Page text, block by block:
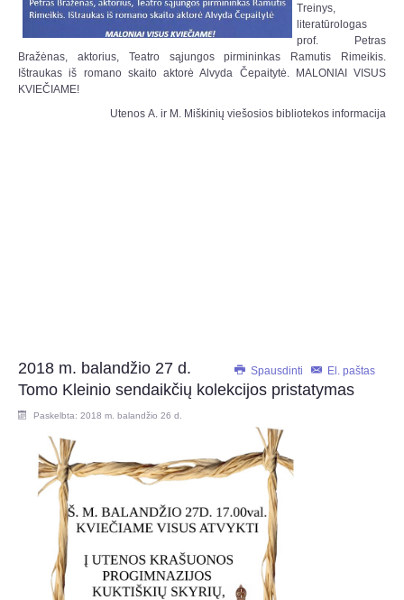
Treinys,
literatūrologas
prof. Petras
Bražėnas, aktorius, Teatro sąjungos pirmininkas Ramutis Rimeikis.
Ištraukas iš romano skaito aktorė Alvyda Čepaitytė. MALONIAI VISUS
KVIEČIAME!
Utenos A. ir M. Miškinių viešosios bibliotekos informacija
Spausdinti El. paštas
2018 m. balandžio 27 d.
Tomo Kleinio sendaikčių kolekcijos pristatymas
Paskelbta: 2018 m. balandžio 26 d.